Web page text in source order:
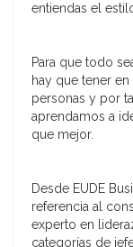
entiendas el
Para que todo
hay que tener
personas y por
aprendamos a
que mejor.
Desde EUDE
referencia al
experto en
categorías de